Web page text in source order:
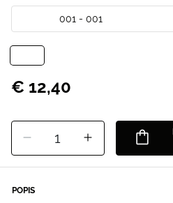
001 - 001
€ 12,40
1
POPIS